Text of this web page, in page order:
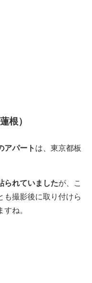
根）
アパート は、東京都板
られていましたが、こ
も撮影後に取り付けら
ね。